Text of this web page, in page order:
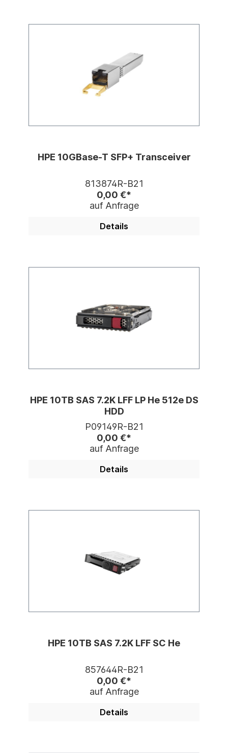
HPE 10GBase-T SFP+ Transceiver
813874R-B21
0,00 €*
auf Anfrage
Details
HPE 10TB SAS 7.2K LFF LP He 512e DS
HDD
P09149R-B21
0,00 €*
auf Anfrage
Details
HPE 10TB SAS 7.2K LFF SC He
857644R-B21
0,00 €*
auf Anfrage
Details